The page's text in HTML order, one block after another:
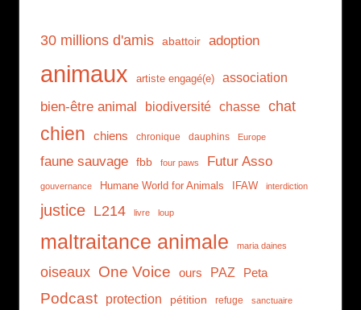
30 millions d'amis abattoir adoption
animaux artiste engagé(e) association
bien-être animal biodiversité chasse chat
chien chiens chronique dauphins Europe
faune sauvage fbb four paws Futur Asso
gouvernance Humane World for Animals IFAW interdiction
justice L214 livre loup
maltraitance animale maria daines
oiseaux One Voice ours PAZ Peta
Podcast protection pétition refuge sanctuaire